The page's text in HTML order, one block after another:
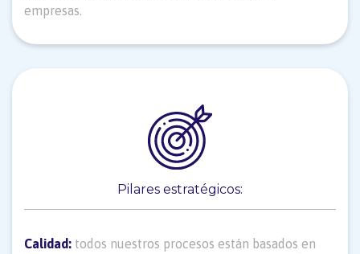
empresas.
Pilares estratégicos:
Calidad: todos nuestros procesos están basados en